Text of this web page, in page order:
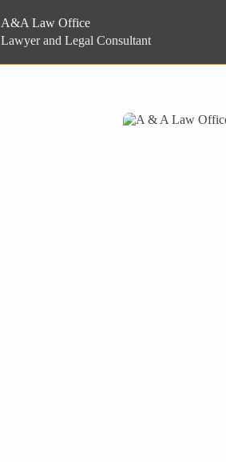
A&A Law Office
Lawyer and Legal Consultant